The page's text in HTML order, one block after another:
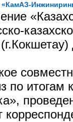
по итогам